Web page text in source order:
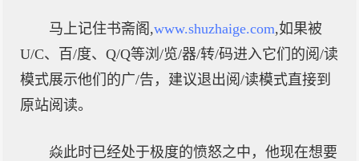
马上记住书斋阁,www.shuzhaige.com,如果被
U/C、百/度、Q/Q等浏/览/器/转/码进入它们的阅/读
模式展示他们的广/告，建议退出阅/读模式直接到
原站阅读。
焱此时已经处于极度的愤怒之中，他现在想要